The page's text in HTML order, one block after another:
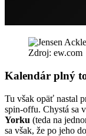
Zdroj: ew.com
Kalendár plný
Tu však opäť nastal
spin-offu. Chystá sa
Yorku (teda na
sa však, že po jeho